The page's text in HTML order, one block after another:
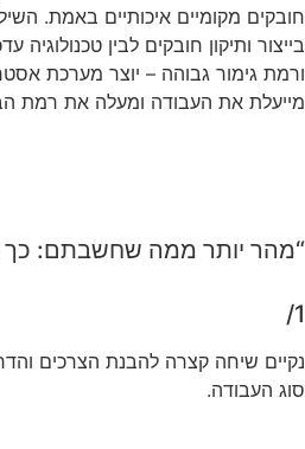
חובקים מקומיים איכותיים באמת. השי
בייצור ותיקון חובקים לבין טכנולוגיה עד
ורמת גימור גבוהה – יוצר מערכת אסט
מייעלת את העבודה ומעלה את רמת ה
“מהר יותר ממה שחשבתם: כך
1/
נקיים שיחה קצרה להבנת הצרכים
סוג העבודה.